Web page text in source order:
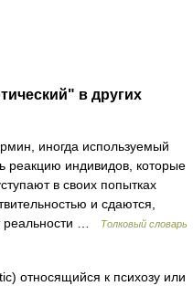
в других
иногда используемый
реакцию индивидов, которые
в своих попытках
и сдаются,
реальности …
Толковый словарь
относящийся к психозу или